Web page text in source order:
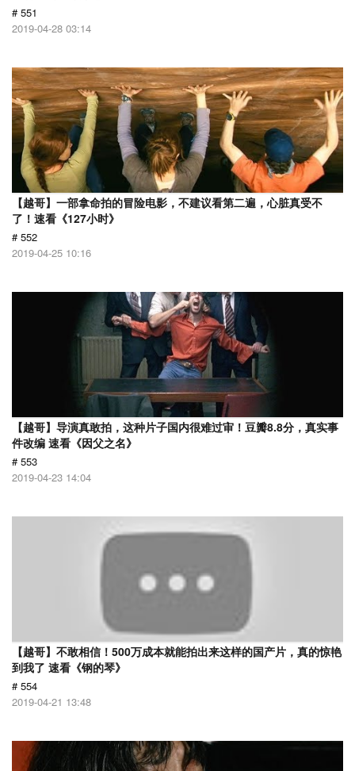
# 551
2019-04-28 03:14
【越哥】一部拿命拍的冒险电影，不建议看第二遍，心脏真受不
了！速看《127小时》
# 552
2019-04-25 10:16
【越哥】导演真敢拍，这种片子国内很难过审！豆瓣8.8分，真实事
件改编 速看《因父之名》
# 553
2019-04-23 14:04
【越哥】不敢相信！500万成本就能拍出来这样的国产片，真的惊艳
到我了 速看《钢的琴》
# 554
2019-04-21 13:48